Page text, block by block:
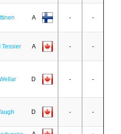
A - -
Tessier A - -
D - -
D - -